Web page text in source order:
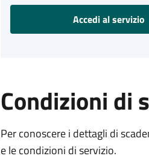
Accedi al servizio
Condizioni di
Per conoscere i dettagli di
e le condizioni di servizio.